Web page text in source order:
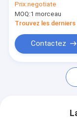
Nouvelles
Cas
Bagues de
de
de puissance
Prix:negotiate
MOQ:1 morceau
Trouvez les derniers
Contactez